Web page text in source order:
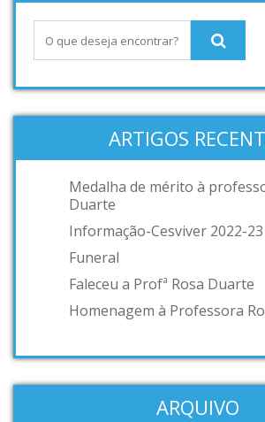
ARTIGOS
Medalha de mérito à
Duarte
Informação-Cesviver 2022-23
Funeral
Faleceu a Profª Rosa Duarte
Homenagem à Professora
ARQUIVO